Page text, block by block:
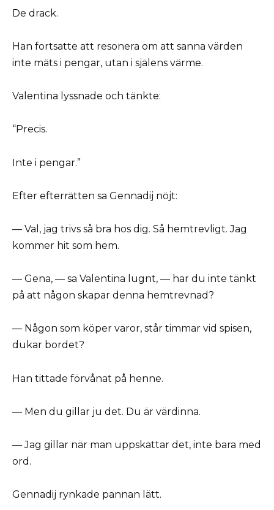
De drack.
Han fortsatte att resonera om att sanna värden
inte mäts i pengar, utan i själens värme.
Valentina lyssnade och tänkte:
“Precis.
Inte i pengar.”
Efter efterrätten sa Gennadij nöjt:
— Val, jag trivs så bra hos dig. Så hemtrevligt. Jag
kommer hit som hem.
— Gena, — sa Valentina lugnt, — har du inte tänkt
på att någon skapar denna hemtrevnad?
— Någon som köper varor, står timmar vid spisen,
dukar bordet?
Han tittade förvånat på henne.
— Men du gillar ju det. Du är värdinna.
— Jag gillar när man uppskattar det, inte bara med
ord.
Gennadij rynkade pannan lätt.